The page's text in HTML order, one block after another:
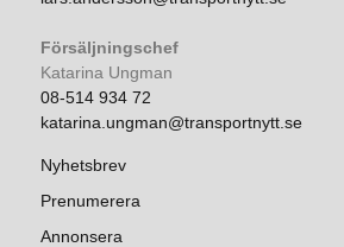
Försäljningschef
Katarina Ungman
08-514 934 72
katarina.ungman@transportnytt.se
Nyhetsbrev
Prenumerera
Annonsera